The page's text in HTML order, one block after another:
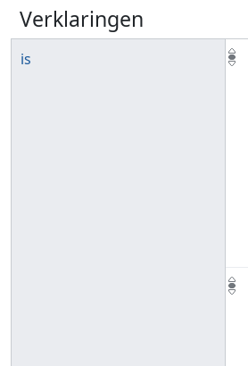
Verklaringen
is